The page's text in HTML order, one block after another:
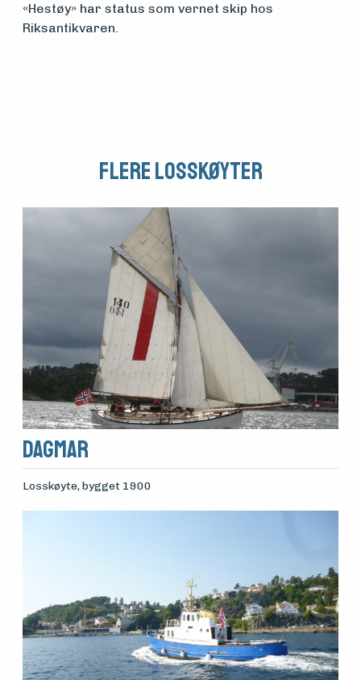
foreningen
«Hestøy» har status som vernet skip hos
Riksantikvaren.
Flere Losskøyter
Dagmar
Losskøyte, bygget 1900